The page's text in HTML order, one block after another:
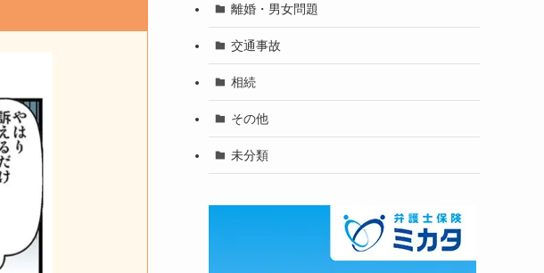
離婚・男女問題
交通事故
相続
その他
未分類